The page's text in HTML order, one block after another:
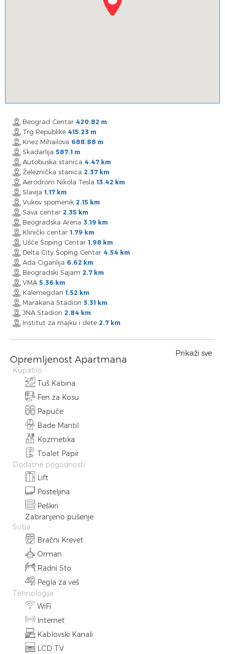
Beograd Centar 420.82 m
Trg Republike 415.23 m
Knez Mihailova 688.88 m
Skadarlija 587.1 m
Autobuska stanica 4.47 km
Železnička stanica 2.37 km
Aerodrom Nikola Tesla 13.42 km
Slavija 1.17 km
Vukov spomenik 2.15 km
Sava centar 2.35 km
Beogradska Arena 3.19 km
Klinički centar 1.79 km
Ušće Šoping Centar 1.98 km
Delta City Šoping Centar 4.54 km
Ada Ciganlija 6.62 km
Beogradski Sajam 2.7 km
VMA 5.36 km
Kalemegdan 1.52 km
Marakana Stadion 3.31 km
JNA Stadion 2.84 km
Institut za majku i dete 2.7 km
Opremljenost Apartmana
Prikaži sve
Kupatilo
Tuš Kabina
Fen za Kosu
Papuče
Bade Mantil
Kozmetika
Toalet Papir
Dodatne pogodnosti
Lift
Posteljina
Peškiri
Zabranjeno pušenje
Soba
Bračni Krevet
Orman
Radni Sto
Pegla za veš
Tehnologija
WiFi
Internet
Kablovski Kanali
LCD TV